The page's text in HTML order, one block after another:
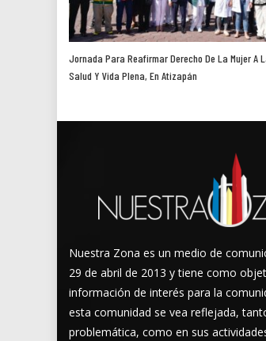
Jornada Para Reafirmar Derecho De La Mujer A
Salud Y Vida Plena, En Atizapán
Nuestra Zona es un medio de
29 de abril de 2013 y tiene como
información de interés para la
esta comunidad se vea reflejada,
problemática, como en sus